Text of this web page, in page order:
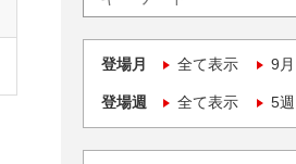
登場月 全て表示 9月
登場週 全て表示 5週